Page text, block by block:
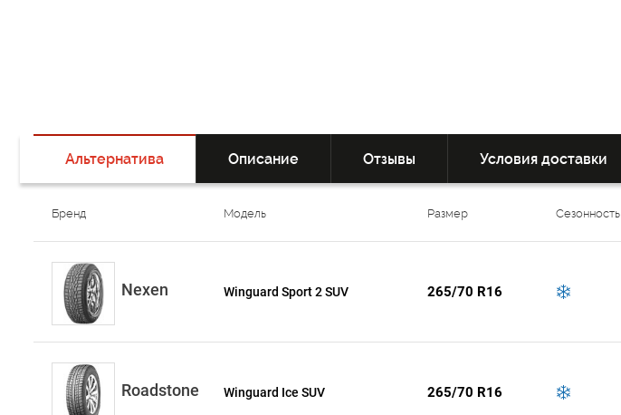
Альтернатива Описание Отзывы Условия доставки
Бренд Модель Размер Сезонность
Nexen Winguard Sport 2 SUV 265/70 R16
Roadstone Winguard Ice SUV 265/70 R16